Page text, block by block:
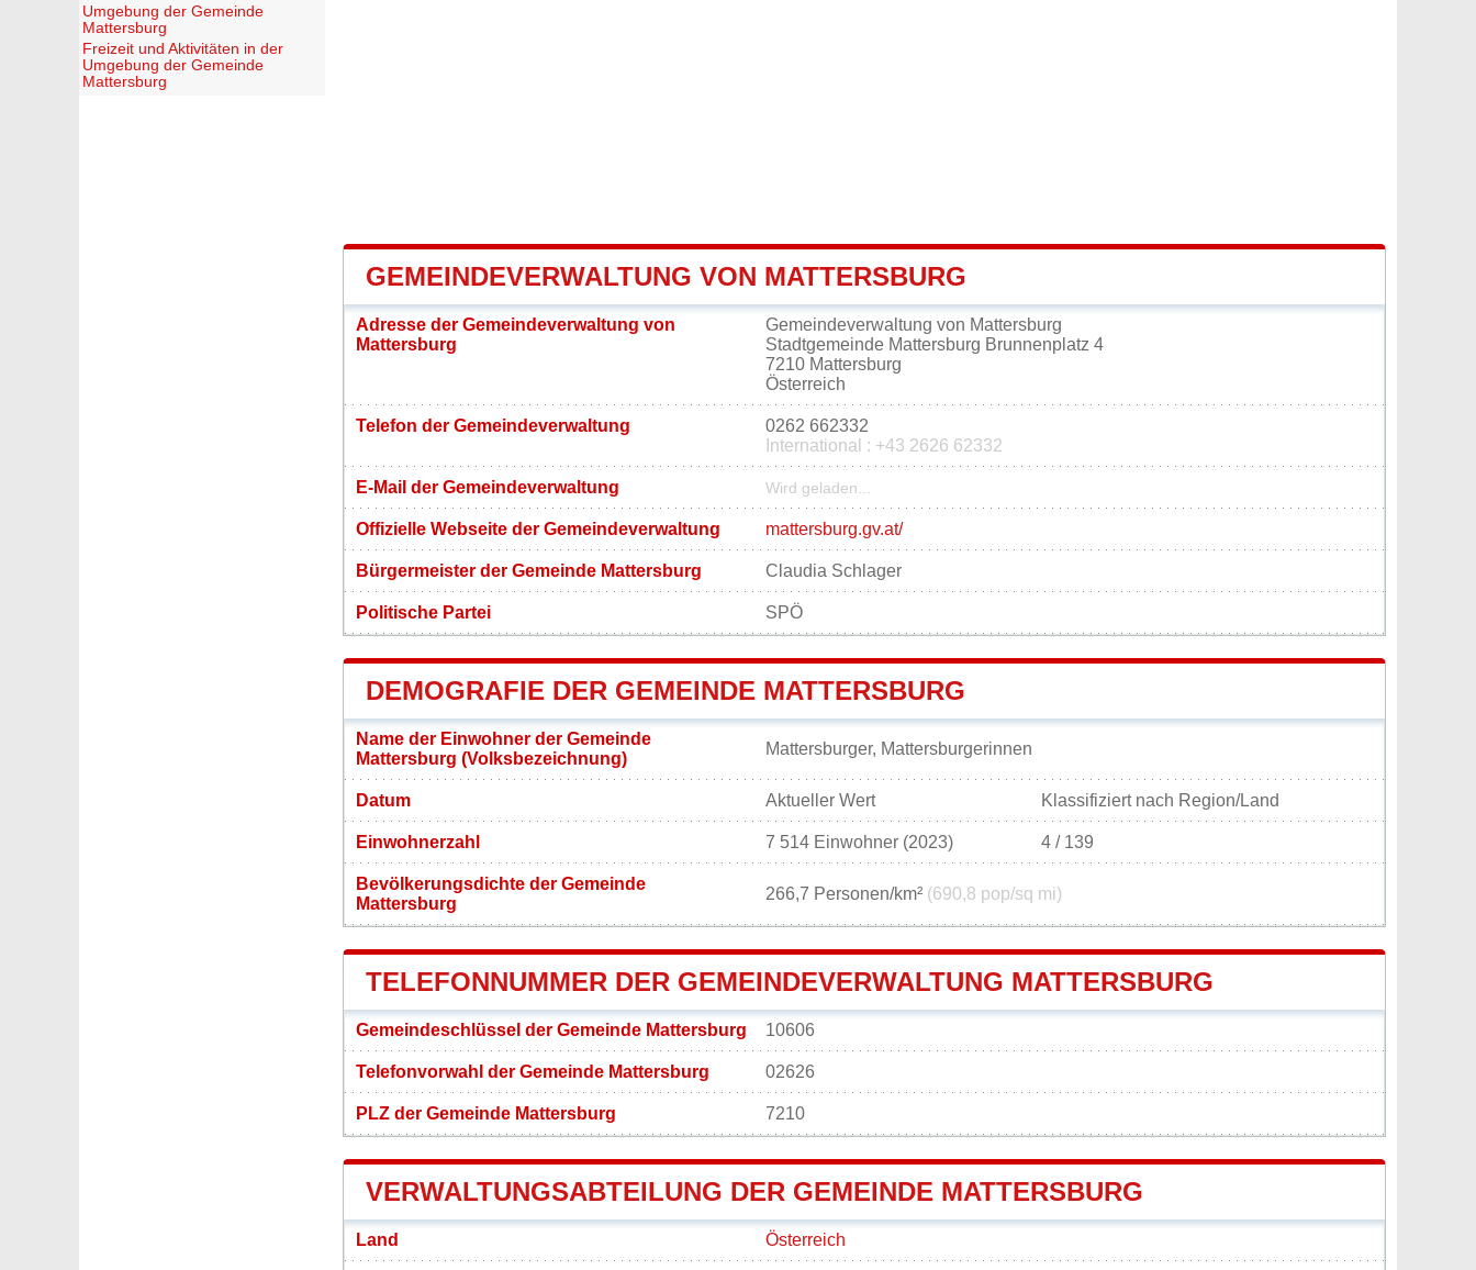
GEMEINDEVERWALTUNG VON MATTERSBURG
Adresse der Gemeindeverwaltung von
Mattersburg
Gemeindeverwaltung von Mattersburg
Stadtgemeinde Mattersburg Brunnenplatz 4
7210 Mattersburg
Österreich
Telefon der Gemeindeverwaltung
0262 662332
International : +43 2626 62332
E-Mail der Gemeindeverwaltung Wird geladen...
Offizielle Webseite der Gemeindeverwaltung mattersburg.gv.at/
Bürgermeister der Gemeinde Mattersburg Claudia Schlager
Politische Partei SPÖ
DEMOGRAFIE DER GEMEINDE MATTERSBURG
Name der Einwohner der Gemeinde
Mattersburg (Volksbezeichnung)
Mattersburger, Mattersburgerinnen
Datum Aktueller Wert Klassifiziert nach Region/Land
Einwohnerzahl 7 514 Einwohner (2023) 4 / 139
Bevölkerungsdichte der Gemeinde
Mattersburg
266,7 Personen/km² (690,8 pop/sq mi)
TELEFONNUMMER DER GEMEINDEVERWALTUNG MATTERSBURG
Gemeindeschlüssel der Gemeinde Mattersburg 10606
Telefonvorwahl der Gemeinde Mattersburg 02626
PLZ der Gemeinde Mattersburg 7210
VERWALTUNGSABTEILUNG DER GEMEINDE MATTERSBURG
Land Österreich
Umgebung der Gemeinde
Mattersburg
Freizeit und Aktivitäten in der
Umgebung der Gemeinde
Mattersburg